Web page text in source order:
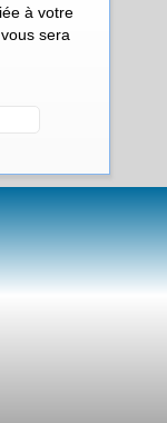
à votre
sera